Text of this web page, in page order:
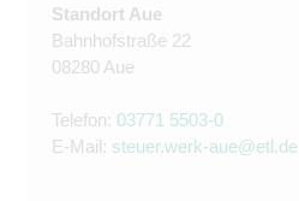
Standort Aue
Bahnhofstraße 22
08280 Aue
Telefon: 03771 5503-0
E-Mail: steuer.werk-aue@etl.de